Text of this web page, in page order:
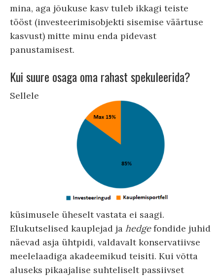
mina, aga jõukuse kasv tuleb ikkagi teiste
tööst (investeerimisobjekti sisemise väärtuse
kasvust) mitte minu enda pidevast
panustamisest.
Kui suure osaga oma rahast spekuleerida?
Sellele
küsimusele üheselt vastata ei saagi.
Elukutselised kauplejad ja hedgefondide juhid
näevad asja ühtpidi, valdavalt konservatiivse
meelelaadiga akadeemikud teisiti. Kui võtta
aluseks pikaajalise suhteliselt passiivset